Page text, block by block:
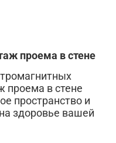
проема в стене
проема в стене
пространство и
здоровье вашей